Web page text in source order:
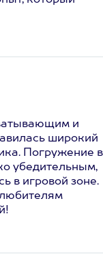
и
широкий
Погружение в
убедительным,
в игровой зоне.